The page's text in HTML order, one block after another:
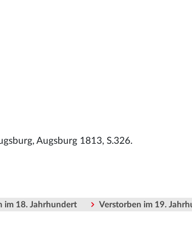
Augsburg 1813, S.326.
im 18. Jahrhundert Verstorben im 19.